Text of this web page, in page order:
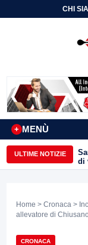
CHI
MENÙ
+
ULTIME NOTIZIE
di
Home > Cronaca >
allevatore di
CRONACA